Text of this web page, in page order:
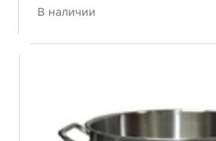
В наличии